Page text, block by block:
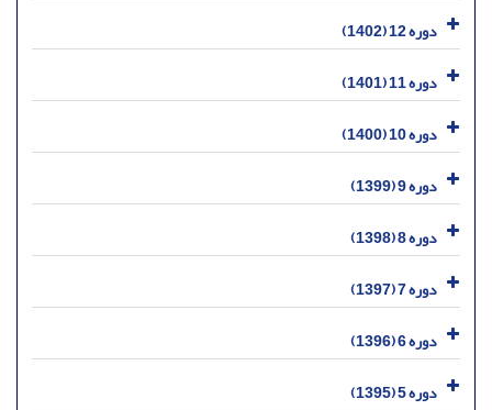
دوره 12 (1402)
دوره 11 (1401)
دوره 10 (1400)
دوره 9 (1399)
دوره 8 (1398)
دوره 7 (1397)
دوره 6 (1396)
دوره 5 (1395)